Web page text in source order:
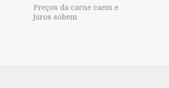
Preços da carne caem e
juros sobem